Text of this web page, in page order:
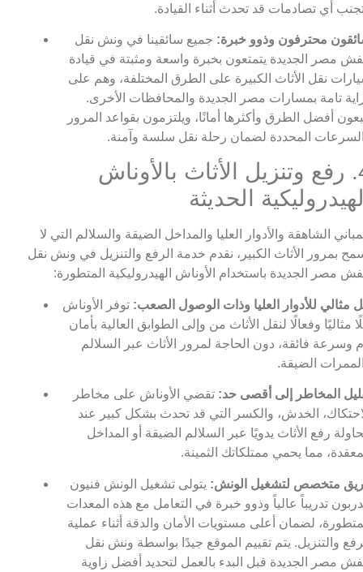
أي تصادمات قد تحدث أثناء القيادة.
محترفون وذوو خبرة: جميع سائقينا في ونش نقل
مصر الجديدة يتمتعون بخبرة واسعة ومثبتة في قيادة
نقل الأثاث الكبيرة على الطرق المختلفة، وهم على
تامة بمسارات مصر الجديدة والمحافظات الأخرى.
أفضل الطرق وأكثرها أمانًا، ويلتزمون بقواعد المرور
المحددة لضمان رحلة نقل سلسة وآمنة.
4. رفع وتنزيل الأثاث بالأوناش
الحديثة
الشاهقة والأدوار العليا والمداخل الضيقة والسلالم التي لا
بمرور الأثاث الكبير، نقدم خدمة الرفع والتنزيل في ونش نقل
مصر الجديدة باستخدام الأوناش الهيدروليكية المتطورة:
مثالي للأدوار العليا وذات الوصول الصعب: توفر الأوناش
مثاليًا وفعالًا لنقل الأثاث من وإلى الطوابق العالية بأمان
وسرعة فائقة، دون الحاجة لمرور الأثاث عبر السلالم
الضيقة.
المخاطر إلى أقصى حد: تقضي الأوناش على مخاطر
الخدش، والكسر التي قد تحدث بشكل كبير عند
رفع الأثاث يدويًا عبر السلالم الضيقة أو المداخل
مما يحمي ممتلكاتك الثمينة.
متخصص لتشغيل الونش: يتولى تشغيل الونش فنيون
تدريباً عالياً وذوو خبرة في التعامل مع هذه المعدات
لضمان أعلى مستويات الأمان والدقة أثناء عملية
والتنزيل. يتم تقييم الموقع جيدًا بواسطة ونش نقل
مصر الجديدة قبل البدء بالعمل لتحديد أفضل زاوية